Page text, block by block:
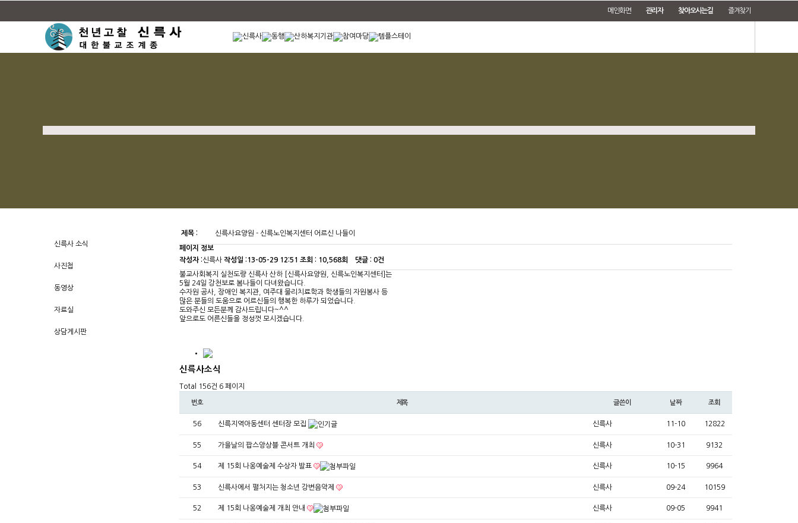
메인화면 관리자 찾아오시는길 즐겨찾기
신륵사 소식
사진첩
동영상
자료실
상담게시판
제목 : 신륵사요양원 - 신륵노인복지센터 어르신 나들이
페이지 정보
작성자 :신륵사 작성일 : 13-05-29 12:51 조회 : 10,568회 댓글 : 0건
불교사회복지 실천도량 신륵사 산하 [신륵사요양원, 신륵노인복지센터]는
5월 24일 강천보로 봄나들이 다녀왔습니다.
수자원 공사, 장애인 복지관, 여주대 물리치료학과 학생들의 자원봉사 등
많은 분들의 도움으로 어르신들의 행복한 하루가 되었습니다.
도와주신 모든분께 감사드립니다~^^
앞으로도 어른신들을 정성껏 모시겠습니다.
신륵사소식
Total 156건 6 페이지
번호 제목 글쓴이 날짜 조회
56 신륵지역아동센터 센터장 모집 신륵사 11-10 12822
55 가을날의 팝스앙상블 콘서트 개최 신륵사 10-31 9132
54 제 15회 나옹예술제 수상자 발표 신륵사 10-15 9964
53 신륵사에서 펼처지는 청소년 강변음악제 신륵사 09-24 10159
52 제 15회 나옹예술제 개최 안내 신륵사 09-05 9941